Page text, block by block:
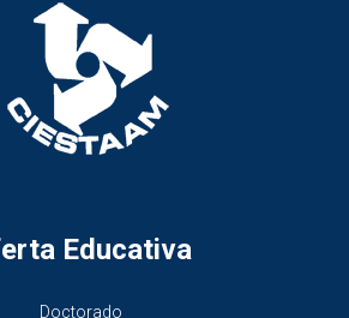
Educativa
Doctorado